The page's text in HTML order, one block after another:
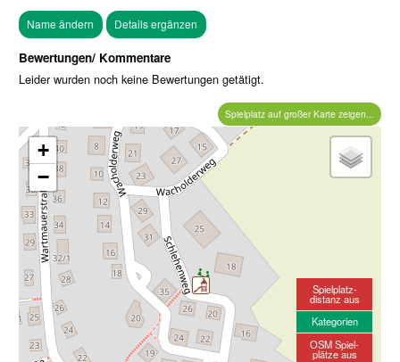
Bewertungen/ Kommentare
Leider wurden noch keine Bewertungen getätigt.
Spielplatz auf großer Karte zeigen...
+
−
Spielplatz-
distanz aus
Kategorien
OSM Spiel-
plätze aus